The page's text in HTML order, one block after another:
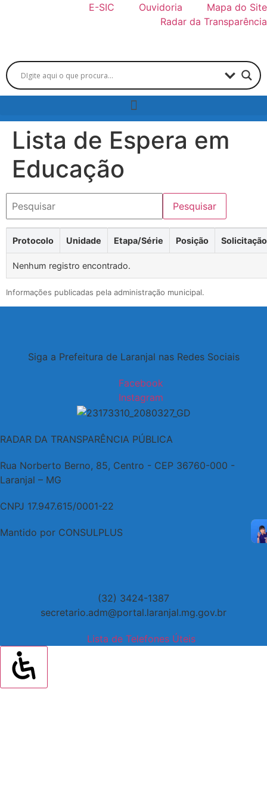
E-SIC Ouvidoria
Mapa do Site
Radar da Transparência
Lista de Espera em
Educação
Pesquisar
Protocolo Unidade Etapa/Série Posição Solicitação
Nenhum registro encontrado.
Informações publicadas pela administração municipal.
Siga a Prefeitura de Laranjal nas Redes Sociais
Facebook
Instagram
RADAR DA TRANSPARÊNCIA PÚBLICA
Rua Norberto Berno, 85, Centro - CEP 36760-000 -
Laranjal – MG
CNPJ 17.947.615/0001-22
Mantido por CONSULPLUS
(32) 3424-1387
secretario.adm@portal.laranjal.mg.gov.br
Lista de Telefones Úteis